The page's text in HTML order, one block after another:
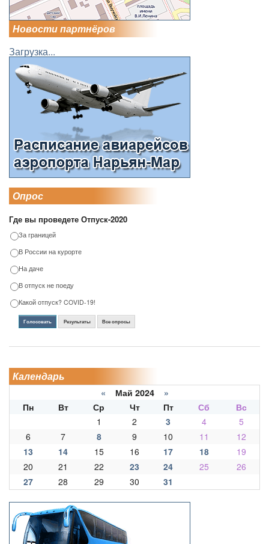
Новости партнёров
Загрузка...
Опрос
Где вы проведете Отпуск-2020
За границей
В России на курорте
На даче
В отпуск не поеду
Какой отпуск? COVID-19!
Голосовать Результаты Все опросы
Календарь
« Май 2024 »
Пн
Вт Ср Чт Пт Сб
Вс
1
2 3 4
5
6
7 8 9 10 11
12
13
14 15 16 17 18
19
20
21 22 23 24 25
26
27
28 29 30 31